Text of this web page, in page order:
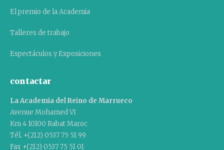
El premio de la Academia
Talleres de trabajo
Espectáculos y Exposiciones
contactar
La Academia del Reino de Marrueco
Avenue Mohamed VI
Km 4 10100 Rabat Maroc
Tél. +(212) 0537 75 51 99
Fax +(212) 0537 75 51 01